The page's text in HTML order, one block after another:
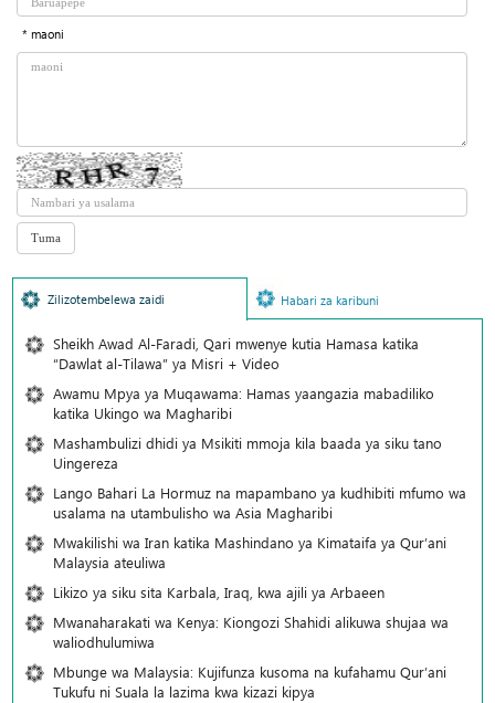
* maoni
Zilizotembelewa zaidi Habari za karibuni
Sheikh Awad Al-Faradi, Qari mwenye kutia Hamasa katika
“Dawlat al-Tilawa” ya Misri + Video
Awamu Mpya ya Muqawama: Hamas yaangazia mabadiliko
katika Ukingo wa Magharibi
Mashambulizi dhidi ya Msikiti mmoja kila baada ya siku tano
Uingereza
Lango Bahari La Hormuz na mapambano ya kudhibiti mfumo wa
usalama na utambulisho wa Asia Magharibi
Mwakilishi wa Iran katika Mashindano ya Kimataifa ya Qur’ani
Malaysia ateuliwa
Likizo ya siku sita Karbala, Iraq, kwa ajili ya Arbaeen
Mwanaharakati wa Kenya: Kiongozi Shahidi alikuwa shujaa wa
waliodhulumiwa
Mbunge wa Malaysia: Kujifunza kusoma na kufahamu Qur’ani
Tukufu ni Suala la lazima kwa kizazi kipya